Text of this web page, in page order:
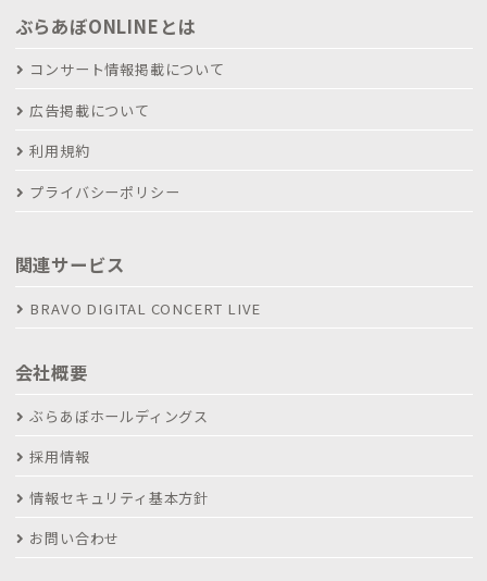
ぶらあぼONLINEとは
コンサート情報掲載について
広告掲載について
利用規約
プライバシーポリシー
関連サービス
BRAVO DIGITAL CONCERT LIVE
会社概要
ぶらあぼホールディングス
採用情報
情報セキュリティ基本方針
お問い合わせ